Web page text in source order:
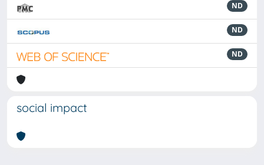
ND
ND
ND
social impact